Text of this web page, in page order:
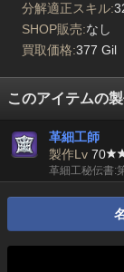
分解適正スキル:
SHOP販売:なし
買取価格:377 Gil
このアイテムの
革細工師
製作Lv 70
革細工秘伝書: